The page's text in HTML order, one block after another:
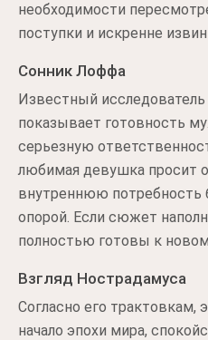
необходимости
поступки и искренне
Сонник Лоффа
Известный исследователь
показывает готовность
серьезную
любимая девушка просит
внутреннюю потребность
опорой. Если сюжет
полностью готовы к
Взгляд Нострадамуса
Согласно его трактовкам,
начало эпохи мира,